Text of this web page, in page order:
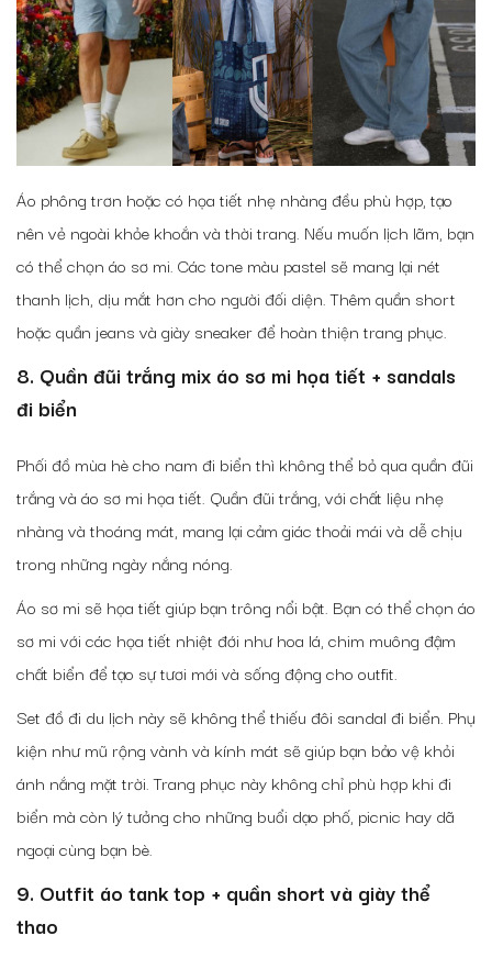
Áo phông trơn hoặc có họa tiết nhẹ nhàng đều phù hợp, tạo
nên vẻ ngoài khỏe khoắn và thời trang. Nếu muốn lịch lãm, bạn
có thể chọn áo sơ mi. Các tone màu pastel sẽ mang lại nét
thanh lịch, dịu mắt hơn cho người đối diện.Thêm quần short
hoặc quần jeans và giày sneaker để hoàn thiện trang phục.
8. Quần đũi trắng mix áo sơ mi họa tiết + sandals
đi biển
Phối đồ mùa hè cho nam đi biển thì không thể bỏ qua quần đũi
trắng và áo sơ mi họa tiết. Quần đũi trắng, với chất liệu nhẹ
nhàng và thoáng mát, mang lại cảm giác thoải mái và dễ chịu
trong những ngày nắng nóng.
Áo sơ mi sẽ họa tiết giúp bạn trông nổi bật. Bạn có thể chọn áo
sơ mi với các họa tiết nhiệt đới như hoa lá, chim muông đậm
chất biển để tạo sự tươi mới và sống động cho outfit.
Set đồ đi du lịch này sẽ không thể thiếu đôi sandal đi biển. Phụ
kiện như mũ rộng vành và kính mát sẽ giúp bạn bảo vệ khỏi
ánh nắng mặt trời. Trang phục này không chỉ phù hợp khi đi
biển mà còn lý tưởng cho những buổi dạo phố, picnic hay dã
ngoại cùng bạn bè.
9. Outfit áo tank top + quần short và giày thể
thao